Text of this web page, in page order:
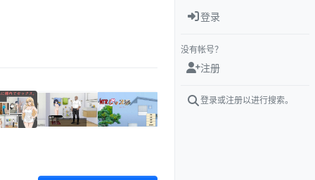
登录
没有帐号？
注册
登录或注册以进行搜索。